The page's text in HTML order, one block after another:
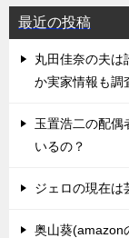
最近の投稿
丸田佳奈の夫は
か実家情報も調
玉置浩二の配偶
いるの？
ジェロの現在は
奥山葵(amazon